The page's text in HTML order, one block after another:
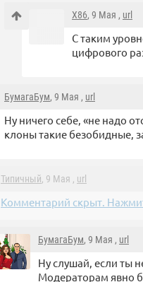
X86, 9 Мая , url
С таким
цифрового
БумагаБум, 9 Мая , url
Ну ничего себе, «не надо
клоны такие безобидные,
Типичный, 9 Мая , url
Комментарий скрыт.
БумагаБум, 9 Мая , url
Ну слушай, если ты
Модераторам явно